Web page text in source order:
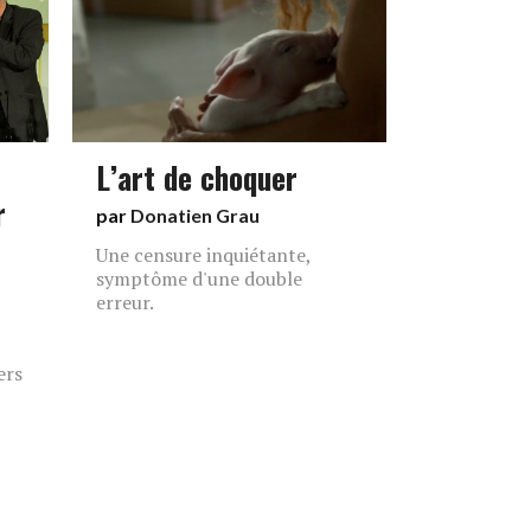
L’art de choquer
par Donatien Grau
Une censure inquiétante,
symptôme d'une double
erreur.